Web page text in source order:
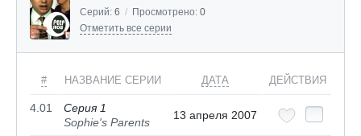
Серий: 6 / Просмотрено: 0
Отметить все серии
# НАЗВАНИЕ СЕРИИ ДАТА ДЕЙСТВИЯ
4.01
Серия 1
Sophie's Parents
13 апреля 2007